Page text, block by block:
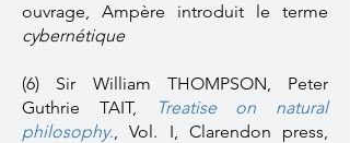
ouvrage, Ampère introduit le terme
cybernétique
(6) Sir William THOMPSON, Peter
Guthrie TAIT,
Treatise on natural
philosophy., Vol. I, Clarendon press,